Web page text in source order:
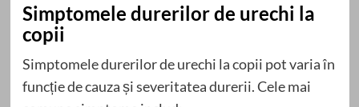
Simptomele durerilor de urechi la
copii
Simptomele durerilor de urechi la copii pot varia în
funcție de cauza și severitatea durerii. Cele mai